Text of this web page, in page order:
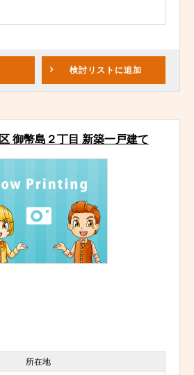
検討リスト に追加
御幣島２丁目 新築一戸建て
所在地